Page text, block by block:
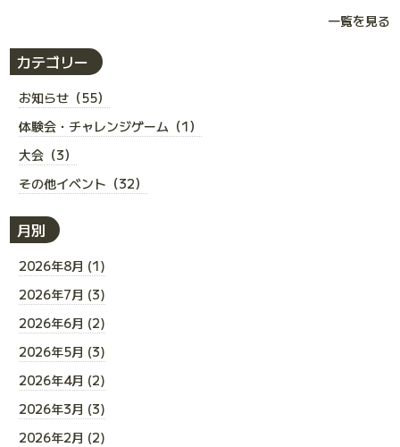
一覧を見る
カテゴリー
お知らせ（55）
体験会・チャレンジゲーム（1）
大会（3）
その他イベント（32）
月別
2026年8月 (1)
2026年7月 (3)
2026年6月 (2)
2026年5月 (3)
2026年4月 (2)
2026年3月 (3)
2026年2月 (2)